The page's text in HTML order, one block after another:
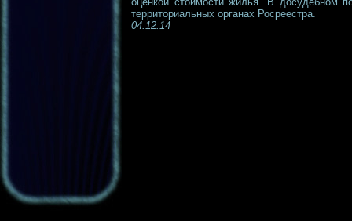
территориальных органах Росреестра.
04.12.14